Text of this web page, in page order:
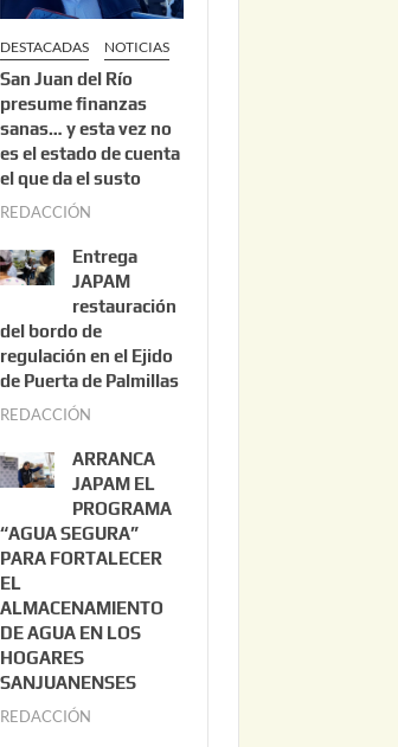
DESTACADAS NOTICIAS
San Juan del Río
presume finanzas
sanas… y esta vez no
es el estado de cuenta
el que da el susto
REDACCIÓN
o
s
t
o
3
2
0
2
6
Entrega
JAPAM
restauración
del bordo de
regulación en el Ejido
de Puerta de Palmillas
REDACCIÓN
l
i
o
2
0
ARRANCA
JAPAM EL
PROGRAMA
“AGUA SEGURA”
PARA FORTALECER
EL
ALMACENAMIENTO
DE AGUA EN LOS
HOGARES
SANJUANENSES
REDACCIÓN